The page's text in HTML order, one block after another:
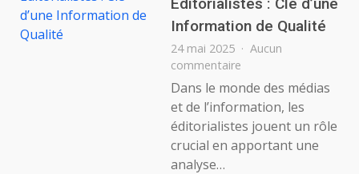
Information de Qualité
24 mai 2025
Aucun
commentaire
Savoir-
Faire
et
Expérience
des
Dans le monde des médias
et de l’information, les
éditorialistes jouent un rôle
crucial en apportant une
analyse…